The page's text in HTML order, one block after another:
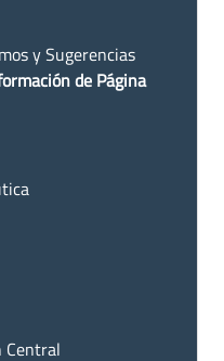
y Sugerencias
de Página
Central